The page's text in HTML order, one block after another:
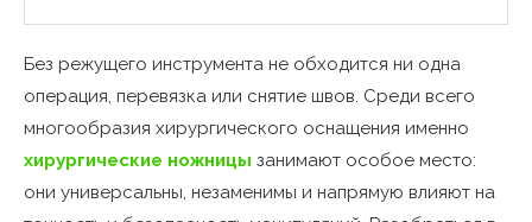
Без режущего инструмента не обходится ни одна
операция, перевязка или снятие швов. Среди всего
многообразия хирургического оснащения именно
хирургические ножницы занимают особое место:
они универсальны, незаменимы и напрямую влияют на